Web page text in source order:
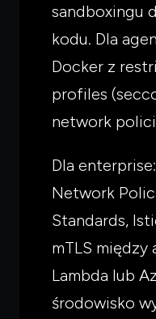
sandboxingu
kodu. Dla
Docker z
profiles
network
Dla
Network
Standards,
mTLS między
Lambda lub
środowisko